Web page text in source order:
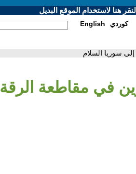
هنا لاستخدام الموقع البديل
English كوردي
سوريا السلام
في مقاطعة الرقة